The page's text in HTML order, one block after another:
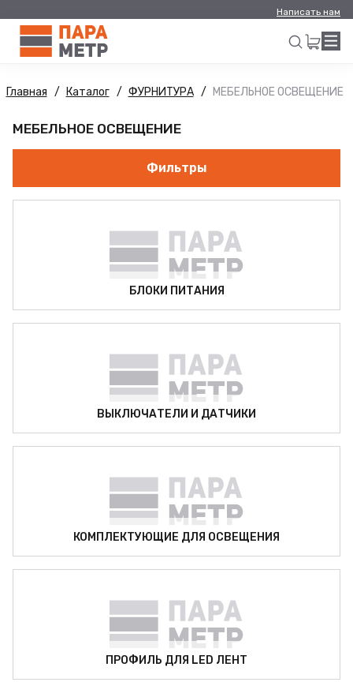
Написать нам
Искать
Главная Каталог ФУРНИТУРА МЕБЕЛЬНОЕ ОСВЕЩЕНИЕ
МЕБЕЛЬНОЕ ОСВЕЩЕНИЕ
Фильтры
БЛОКИ ПИТАНИЯ
ВЫКЛЮЧАТЕЛИ И ДАТЧИКИ
КОМПЛЕКТУЮЩИЕ ДЛЯ ОСВЕЩЕНИЯ
ПРОФИЛЬ ДЛЯ LED ЛЕНТ